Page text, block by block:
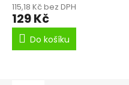
115,18 Kč bez DPH
129 Kč
Do košíku